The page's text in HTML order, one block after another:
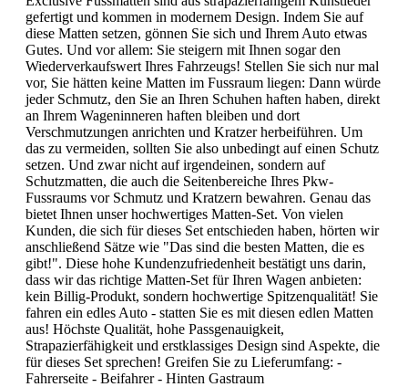
gefertigt und kommen in modernem Design. Indem Sie auf
diese Matten setzen, gönnen Sie sich und Ihrem Auto etwas
Gutes. Und vor allem: Sie steigern mit Ihnen sogar den
Wiederverkaufswert Ihres Fahrzeugs! Stellen Sie sich nur mal
vor, Sie hätten keine Matten im Fussraum liegen: Dann würde
jeder Schmutz, den Sie an Ihren Schuhen haften haben, direkt
an Ihrem Wageninneren haften bleiben und dort
Verschmutzungen anrichten und Kratzer herbeiführen. Um
das zu vermeiden, sollten Sie also unbedingt auf einen Schutz
setzen. Und zwar nicht auf irgendeinen, sondern auf
Schutzmatten, die auch die Seitenbereiche Ihres Pkw-
Fussraums vor Schmutz und Kratzern bewahren. Genau das
bietet Ihnen unser hochwertiges Matten-Set. Von vielen
Kunden, die sich für dieses Set entschieden haben, hörten wir
anschließend Sätze wie "Das sind die besten Matten, die es
gibt!". Diese hohe Kundenzufriedenheit bestätigt uns darin,
dass wir das richtige Matten-Set für Ihren Wagen anbieten:
kein Billig-Produkt, sondern hochwertige Spitzenqualität! Sie
fahren ein edles Auto - statten Sie es mit diesen edlen Matten
aus! Höchste Qualität, hohe Passgenauigkeit,
Strapazierfähigkeit und erstklassiges Design sind Aspekte, die
für dieses Set sprechen! Greifen Sie zu Lieferumfang: -
Fahrerseite - Beifahrer - Hinten Gastraum